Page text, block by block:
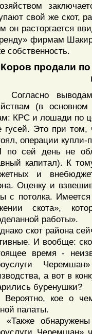
свой же скот,
он расторгается
фирмам
собственность.
продали по
выводам
(в
КРС и лошади по
гусей. Это при
операции
сей день не
капитал). К
и
Оценку и
с потолка.
скота»,
работы».
скот района
И вообще:
время -
а вот в
буренушки?
кое о чем
палаты.
обнаружены